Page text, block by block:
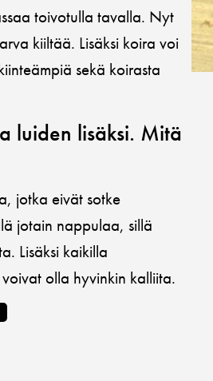
toivotulla tavalla. Nyt
kiiltää. Lisäksi koira voi
sekä koirasta
luiden lisäksi. Mitä
jotka eivät sotke
jotain nappulaa, sillä
Lisäksi kaikilla
olla hyvinkin kalliita.